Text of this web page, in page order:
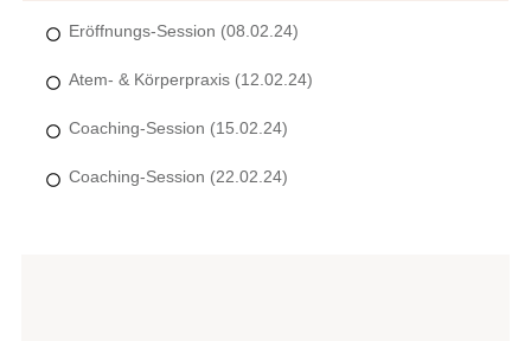
Eröffnungs-Session (08.02.24)
Atem- & Körperpraxis (12.02.24)
Coaching-Session (15.02.24)
Coaching-Session (22.02.24)